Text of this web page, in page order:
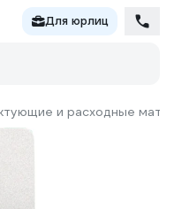
Для юрлиц
и расходные